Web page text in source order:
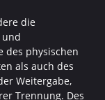
die
des physischen
als auch des
Weitergabe,
Trennung. Des